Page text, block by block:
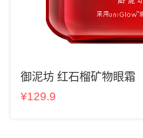
御泥坊 红石榴矿物眼霜
¥129.9